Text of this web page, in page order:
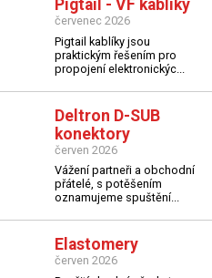
Pigtail - VF kablíky
červenec 2026
Pigtail kablíky jsou
praktickým řešením pro
propojení elektronickýc...
Deltron D-SUB
konektory
červen 2026
Vážení partneři a obchodní
přátelé, s potěšením
oznamujeme spuštění...
Elastomery
červen 2026